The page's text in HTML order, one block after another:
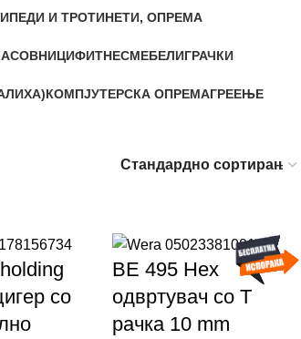
И ТРОТИНЕТИ, ОПРЕМА
ФИТНЕСМЕБЕЛИГРАЧКИ
КОМПЈУТЕРСКА ОПРЕМАГРЕЕЊЕ
со
ВЕ 495 Hex
одвртувач со Т
рачка 10 mm